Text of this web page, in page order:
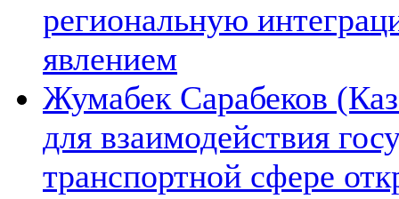
региональную
явлением
Жумабек Сарабеков
для взаимодействия
транспортной сфере